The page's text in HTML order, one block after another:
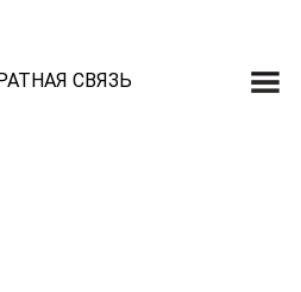
СВЯЗЬ